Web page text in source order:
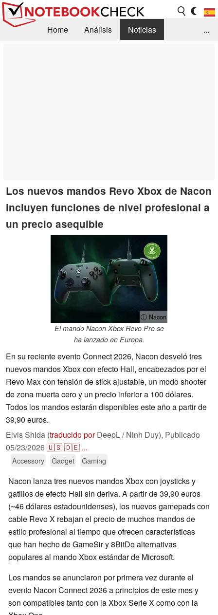
Home Análisis
Noticias
...
Los nuevos mandos Revo Xbox de Nacon
incluyen funciones de nivel profesional a
un precio asequible
ⓘ Nacon
El mando Nacon Xbox Revo Pro se
ha lanzado en Europa.
En su reciente evento Connect 2026, Nacon desveló tres
nuevos mandos Xbox con efecto Hall, encabezados por el
Revo Max con tensión de stick ajustable, un modo shooter
de zona muerta cero y un precio inferior a 100 dólares.
Todos los mandos estarán disponibles este año a partir de
39,90 euros.
Elvis Shida (traducido porDeepL / Ninh Duy), Publicado
05/23/2026🇺🇸🇩🇪 ...
Accessory Gadget Gaming
Nacon lanza tres nuevos mandos Xbox con joysticks y
gatillos de efecto Hall sin deriva. A partir de 39,90 euros
(~46 dólares estadounidenses), los nuevos gamepads con
cable Revo X rebajan el precio de muchos mandos de
estilo profesional al tiempo que ofrecen características
que han hecho de GameSir y 8BitDo alternativas
populares al mando Xbox estándar de Microsoft.
Los mandos se anunciaron por primera vez durante el
evento Nacon Connect 2026 a principios de este mes y
son compatibles tanto con la Xbox Serie X como con la